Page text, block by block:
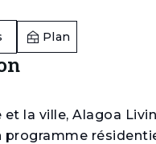
Plan
et la ville, Alagoa
programme